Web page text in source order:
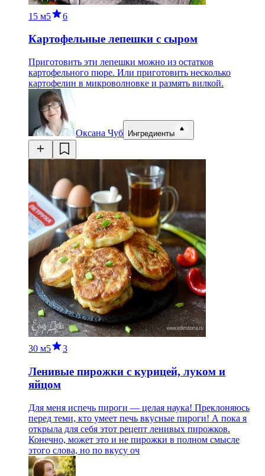
15 м5 6
Картофельные лепешки с сыром
Приготовить эти лепешки можно из остатков
картофельного пюре. Или приготовить несколько
картофелин в микроволновке и размять вилкой.
Оксана Чуб Ингредиенты
30 м5 3
Ленивые пирожки с курицей, луком и
яйцом
Для меня испечь пироги — целая наука! Преклоняюсь
перед теми, кто умеет печь вкусные пироги! А пока я
открыла для себя этот рецепт ленивых пирожков.
Конечно, может это и не пирожки в полном смысле
этого слова, но по вкусу оч